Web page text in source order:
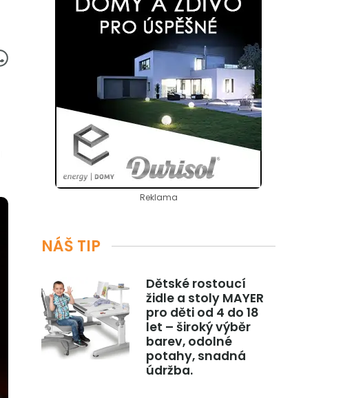
Reklama
NÁŠ TIP
Dětské rostoucí
židle a stoly MAYER
pro děti od 4 do 18
let – široký výběr
barev, odolné
potahy, snadná
údržba.